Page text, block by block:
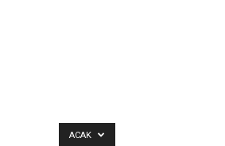
ACAK